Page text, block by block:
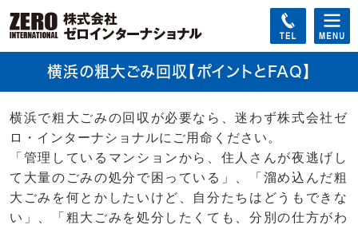
横浜の粗大ごみ回収【ポイントとFAQ】
横浜で粗大ごみの回収が必要なら、迷わず株式会社ゼ
ロ・インターナショナルにご用命ください。
「管理しているマンションから、住人さんが夜逃げし
て大量のごみの処分で困っている」、「溜め込んだ粗
大ごみを何とかしたいけど、自分たちはどうもできな
い」、「粗大ごみを処分したくても、分別の仕方がわ